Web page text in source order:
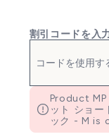
割引コードを入
Product MP
ット ショー
ック - M is